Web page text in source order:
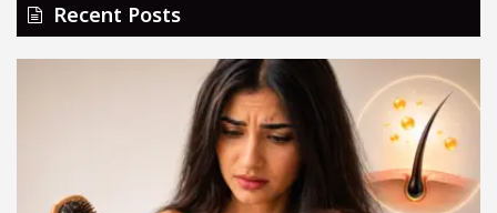
Recent Posts